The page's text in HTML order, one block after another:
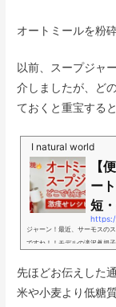
オートミールを粉
以前、スープジャ
介しましたが、ど
ておくと重宝する
I natural world
【
ー
短
ジャーン！最近、サーモスの
ですね！！モデルの滝沢眞規
のお弁当はないのですが、タ
が、基本的にスープジャーに
先ほどお伝えした
米や小麦より低糖